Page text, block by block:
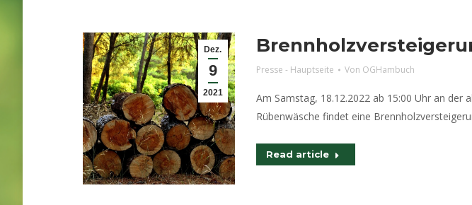
Dez.
9
2021
Presse - Hauptseite Von OGHambuch
Am Samstag, 18.12.2022 ab 15:00 Uhr an der
Rübenwäsche findet eine
Read article